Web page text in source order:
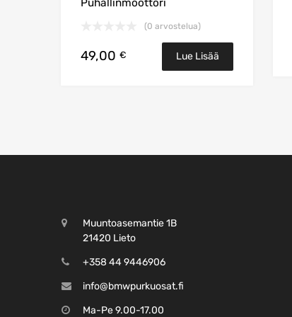
(0 arvostelua)
49,00 € Lue Lisää
Muuntoasemantie 1B
21420 Lieto
+358 44 9446906
info@bmwpurkuosat.fi
Ma-Pe 9.00-17.00